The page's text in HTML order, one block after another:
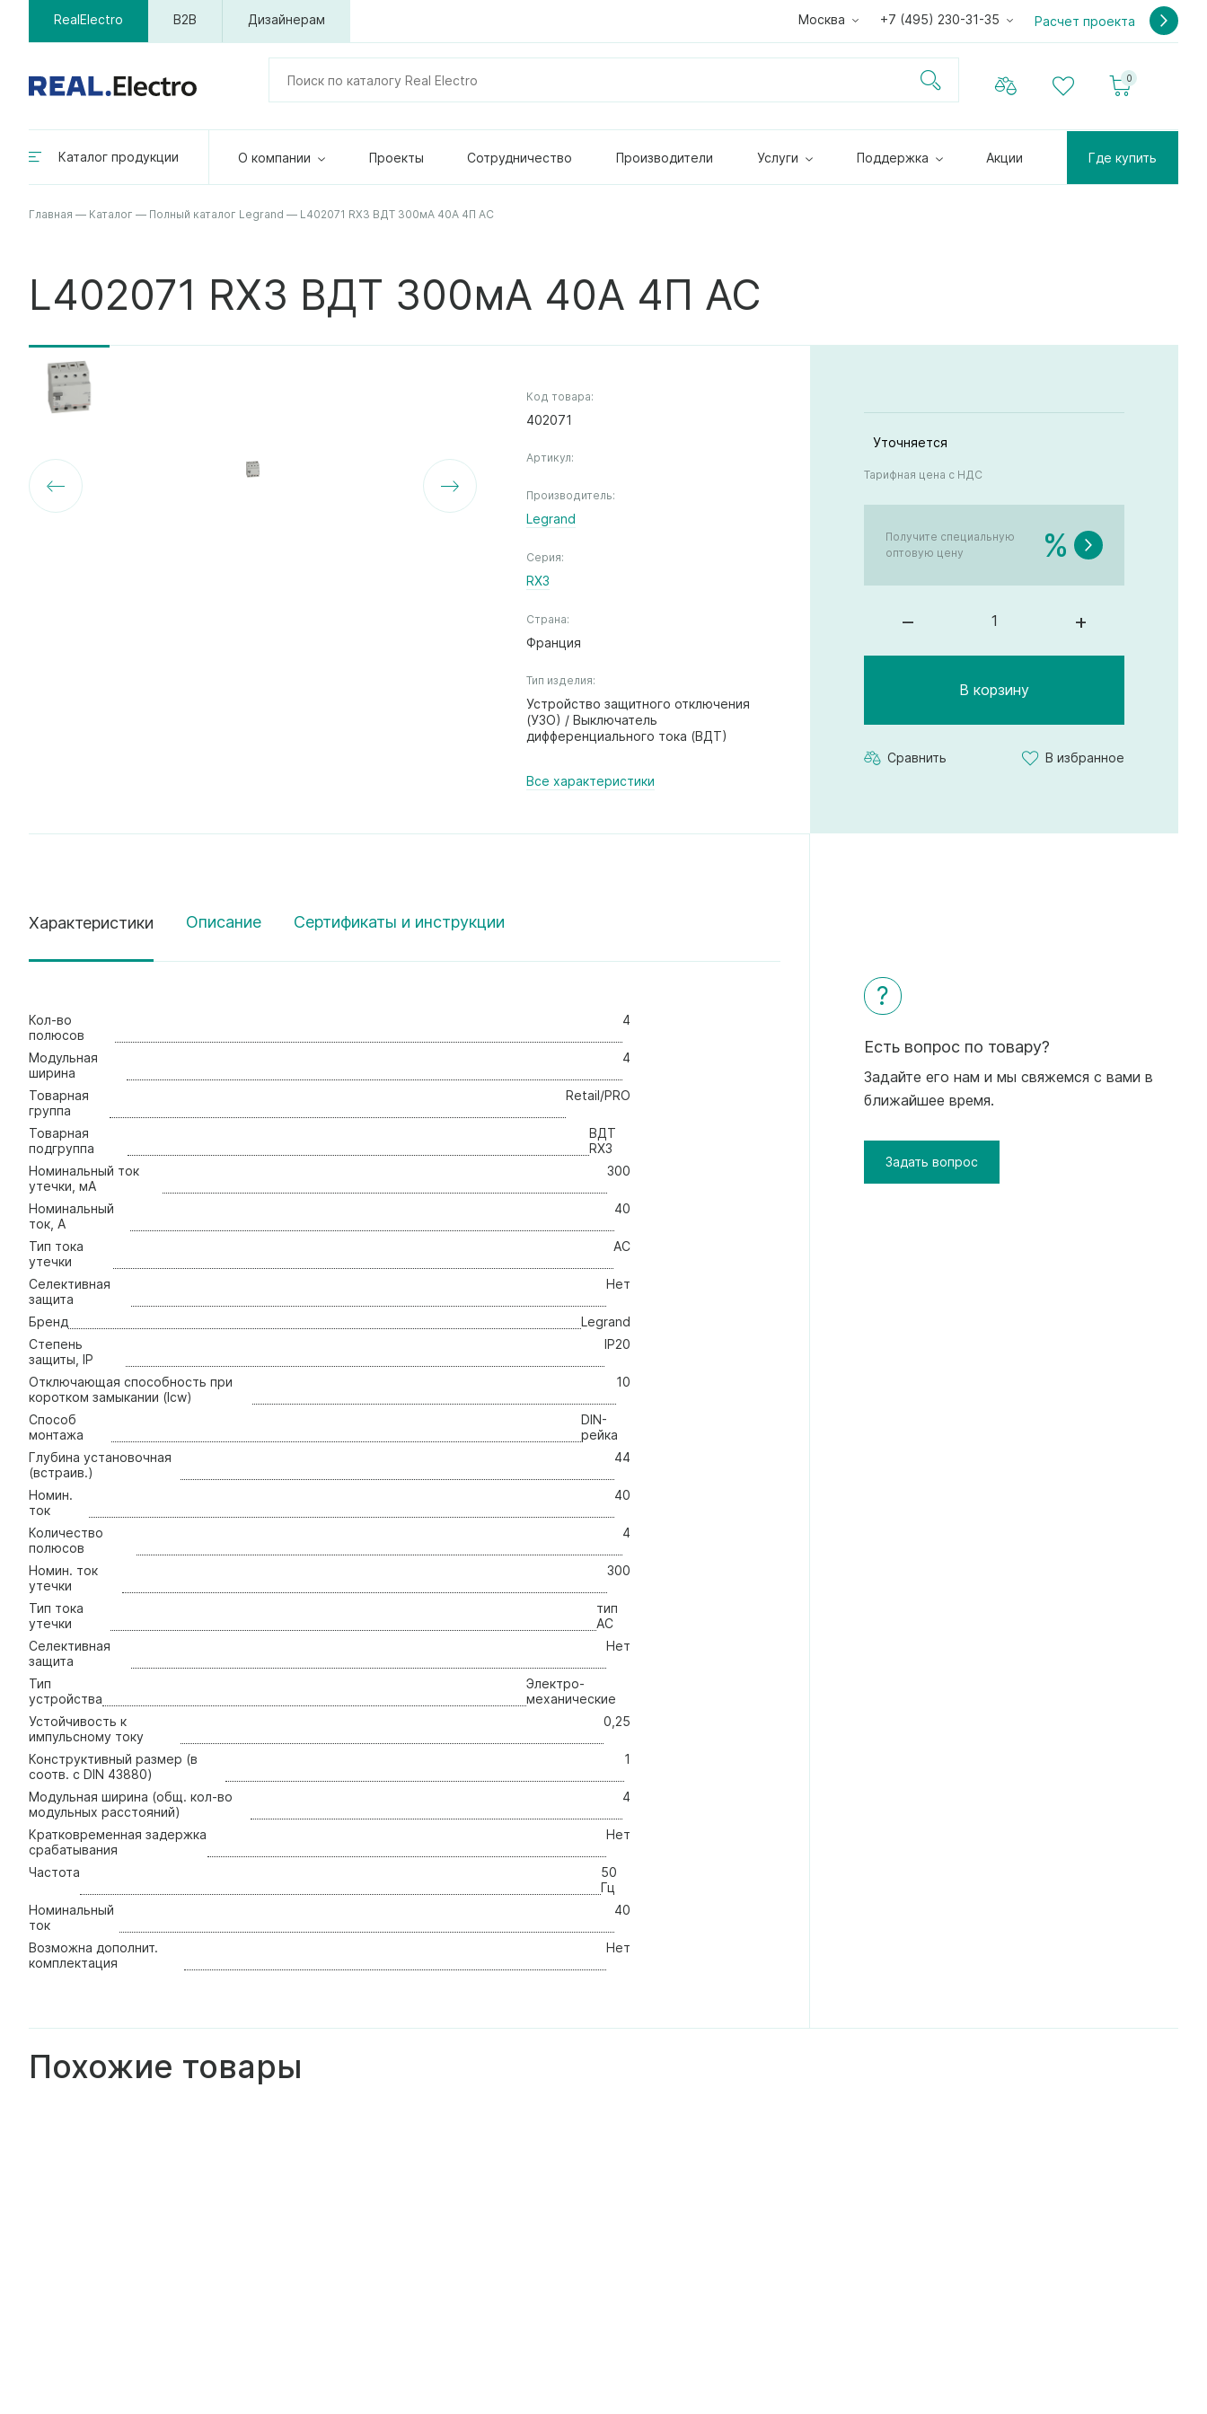
RealElectro B2B Дизайнерам Москва +7 (495) 230-31-35 Расчет проекта
0
Каталог продукции О компании Проекты Сотрудничество Производители Услуги Поддержка Акции Где купить
Главная — Каталог — Полный каталог Legrand — L402071 RX3 ВДТ 300мА 40А 4П AC
L402071 RX3 ВДТ 300мА 40А 4П AC
Код товара:
402071
Артикул:
Производитель:
Legrand
Серия:
RX3
Страна:
Франция
Тип изделия:
Устройство защитного отключения
(УЗО) / Выключатель
дифференциального тока (ВДТ)
Все характеристики
Уточняется
Тарифная цена с НДС
Получите специальную
оптовую цену
%
– +
В корзину
Сравнить В избранное
Характеристики Описание Сертификаты и инструкции
Кол-вo
полюсов
4
Модульная
ширина
4
Товарная
группа
Retail/PRO
Товарная
подгруппа
ВДТ
RX3
Номинальный ток
утечки, мА
300
Нoминальный
ток, А
40
Тип тoка
утечки
AC
Сeлективная
защита
Нет
Бренд
Legrand
Стeпень
зaщиты, IP
IP20
Отключающая способность при
коротком замыкании (Icw)
10
Способ
монтажа
DIN-
рейка
Глубина установочная
(встраив.)
44
Номин.
ток
40
Количество
полюсов
4
Номин. ток
утечки
300
Тип тока
утечки
тип
AC
Селективная
защита
Нет
Тип
уcтройства
Электро-
механические
Устойчивость к
импульсному току
0,25
Конструктивный размер (в
соотв. с DIN 43880)
1
Модульная ширина (общ. кол-во
модульных расстояний)
4
Кратковременная задержка
срабатывания
Нет
Частота
50
Гц
Номинальный
ток
40
Возможна дополнит.
комплектация
Нет
?
Есть вопрос по товару?
Задайте его нам и мы свяжемся с вами в
ближайшее время.
Задать вопрос
Похожие товары